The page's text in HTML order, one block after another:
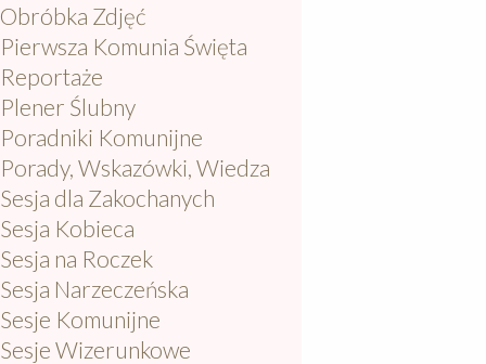
Obróbka Zdjęć
Pierwsza Komunia Święta
Reportaże
Plener Ślubny
Poradniki Komunijne
Porady, Wskazówki, Wiedza
Sesja dla Zakochanych
Sesja Kobieca
Sesja na Roczek
Sesja Narzeczeńska
Sesje Komunijne
Sesje Wizerunkowe